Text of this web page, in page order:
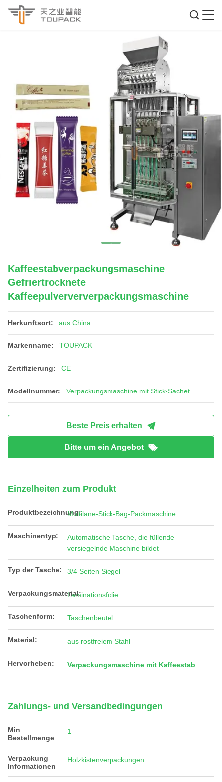
Kaffeestabverpackungsmaschine
Gefriertrocknete
Kaffeepulverververpackungsmaschine
Herkunftsort: aus China
Markenname: TOUPACK
Zertifizierung: CE
Modellnummer: Verpackungsmaschine mit Stick-Sachet
Beste Preis erhalten
Bitte um ein Angebot
Einzelheiten zum Produkt
Produktbezeichnung:Multilane-Stick-Bag-Packmaschine
Maschinentyp:
Automatische Tasche, die füllende
versiegelnde Maschine bildet
Typ der Tasche: 3/4 Seiten Siegel
Verpackungsmaterial:Laminationsfolie
Taschenform: Taschenbeutel
Material: aus rostfreiem Stahl
Hervorheben: Verpackungsmaschine mit Kaffeestab
Zahlungs- und Versandbedingungen
Min
Bestellmenge
1
Verpackung
Informationen
Holzkistenverpackungen